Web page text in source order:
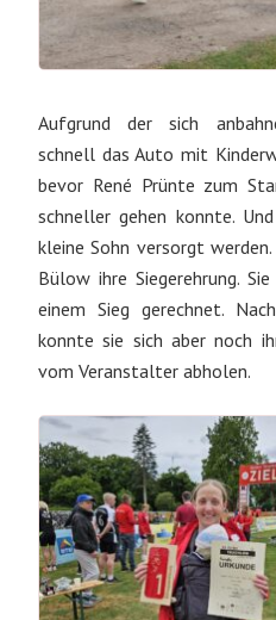
Aufgrund der sich
schnell das Auto mit
bevor René Prünte zum
schneller gehen konnte.
kleine Sohn versorgt
Bülow ihre Siegerehrung.
einem Sieg gerechnet.
konnte sie sich aber noch
vom Veranstalter abholen.